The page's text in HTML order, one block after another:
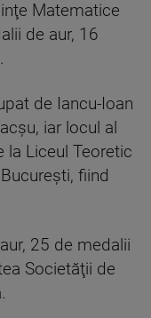
Matematice
de aur, 16
de Iancu-Ioan
iar locul al
la Liceul Teoretic
fiind
25 de medalii
Societăţii de